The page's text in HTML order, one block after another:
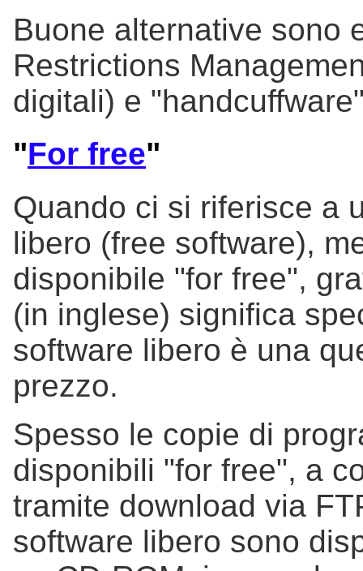
Buone alternative sono
Restrictions
digitali) e
"For free"
Quando ci si riferisce a
libero (free software),
disponibile "for free",
(in inglese) significa
software libero è una
prezzo.
Spesso le copie di
disponibili "for free", a
tramite download via
software libero sono